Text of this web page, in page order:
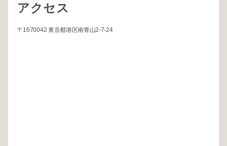
アクセス
〒1670042 東京都港区南青山2-7-24